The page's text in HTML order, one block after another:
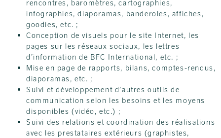
rencontres, baromètres, cartographies,
infographies, diaporamas, banderoles, affiches,
goodies, etc. ;
Conception de visuels pour le site Internet, les
pages sur les réseaux sociaux, les lettres
d’information de BFC International, etc. ;
Mise en page de rapports, bilans, comptes-rendus,
diaporamas, etc. ;
Suivi et développement d’autres outils de
communication selon les besoins et les moyens
disponibles (vidéo, etc.) ;
Suivi des relations et coordination des réalisations
avec les prestataires extérieurs (graphistes,